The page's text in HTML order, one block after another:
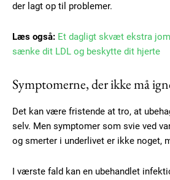
der lagt op til problemer.
Læs også: Et dagligt skvæt ekstra
sænke dit LDL og beskytte dit hjerte
Symptomerne, der ikke må
Det kan være fristende at tro, at
selv. Men symptomer som svie ved
og smerter i underlivet er ikke noget,
I værste fald kan en ubehandlet